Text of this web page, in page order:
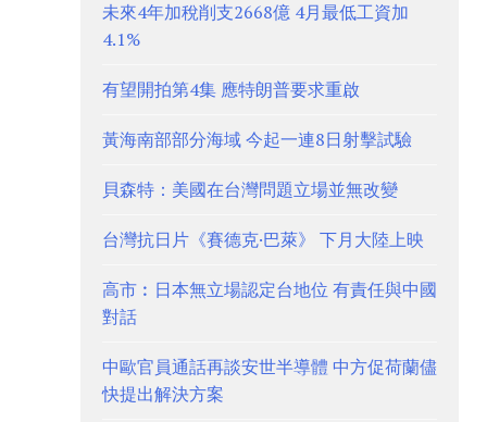
未來4年加稅削支2668億 4月最低工資加
4.1%
有望開拍第4集 應特朗普要求重啟
黃海南部部分海域 今起一連8日射擊試驗
貝森特：美國在台灣問題立場並無改變
台灣抗日片《賽德克·巴萊》 下月大陸上映
高市︰日本無立場認定台地位 有責任與中國
對話
中歐官員通話再談安世半導體 中方促荷蘭儘
快提出解決方案